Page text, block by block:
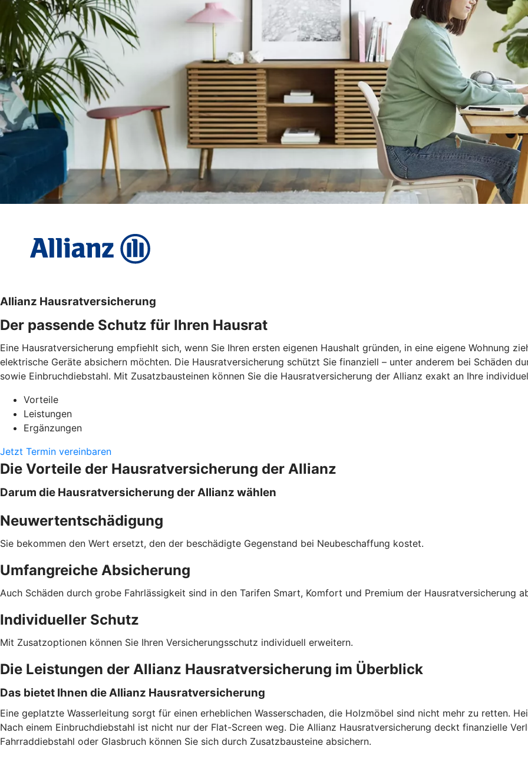
Allianz Hausratversicherung
Der passende Schutz für Ihren Hausrat
Eine Hausratversicherung empfiehlt sich, wenn Sie Ihren ersten eigenen Haushalt gründen, in eine eigene Wohnung
elektrische Geräte absichern möchten. Die Hausratversicherung schützt Sie finanziell – unter anderem bei Schäden
sowie Einbruchdiebstahl. Mit Zusatzbausteinen können Sie die Hausratversicherung der Allianz exakt an Ihre
Vorteile
Leistungen
Ergänzungen
Jetzt Termin vereinbaren
Die Vorteile der Hausratversicherung der Allianz
Darum die Hausratversicherung der Allianz wählen
Neuwertentschädigung
Sie bekommen den Wert ersetzt, den der beschädigte Gegenstand bei Neubeschaffung kostet.
Umfangreiche Absicherung
Auch Schäden durch grobe Fahrlässigkeit sind in den Tarifen Smart, Komfort und Premium der Hausratversicherung
Individueller Schutz
Mit Zusatzoptionen können Sie Ihren Versicherungsschutz individuell erweitern.
Die Leistungen der Allianz Hausratversicherung im Überblick
Das bietet Ihnen die Allianz Hausratversicherung
Eine geplatzte Wasserleitung sorgt für einen erheblichen Wasserschaden, die Holzmöbel sind nicht mehr zu retten.
Nach einem Einbruchdiebstahl ist nicht nur der Flat-Screen weg. Die Allianz Hausratversicherung deckt finanzielle
Fahrraddiebstahl oder Glasbruch können Sie sich durch Zusatzbausteine absichern.